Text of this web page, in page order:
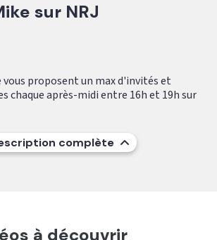
sur NRJ
vous proposent un max d'invités et
chaque après-midi entre 16h et 19h sur
complète
à découvrir